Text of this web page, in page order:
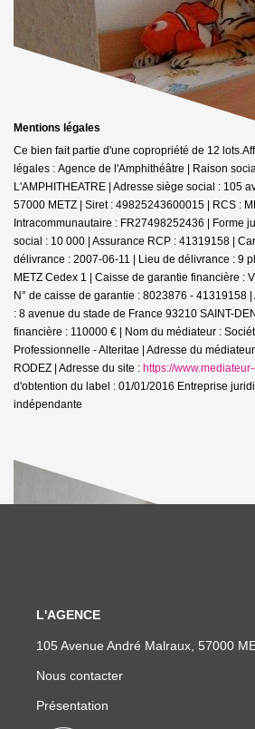
Mentions légales
Ce bien fait partie d'une copropriété de 12
légales : Agence de l'Amphithéâtre | Raison
L'AMPHITHEATRE | Adresse siège social : 105
57000 METZ | Siret : 49825243600015 | RCS :
Intracommunautaire : FR27498252436 | Forme
social : 10 000 | Assurance RCP : 41319158 |
délivrance : 2007-06-11 | Lieu de délivrance : 9
METZ Cedex 1 | Caisse de garantie financière :
N° de caisse de garantie : 8023876 - 41319158
: 8 avenue du stade de France 93210 SAINT-
financière : 110000 € | Nom du médiateur :
Professionnelle - Alteritae | Adresse du
RODEZ | Adresse du site : https://
d'obtention du label : 01/01/2016 Entreprise
indépendante
L'AGENCE
105 Avenue André Malraux, 57000
Nous contacter
Présentation